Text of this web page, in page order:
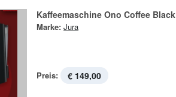
Kaffeemaschine Ono Coffee Black
Marke: Jura
Preis: € 149,00